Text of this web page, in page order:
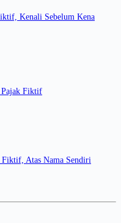
Kenali Sebelum Kena
Pajak Fiktif
Atas Nama Sendiri